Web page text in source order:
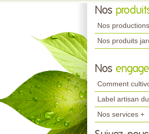
Nos
Nos
Nos produits
Nos
Comment
Label artisan
Nos services +